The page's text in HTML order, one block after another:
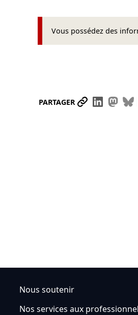
Vous possédez des
PARTAGER Partager le
Nous soutenir
Nos services aux